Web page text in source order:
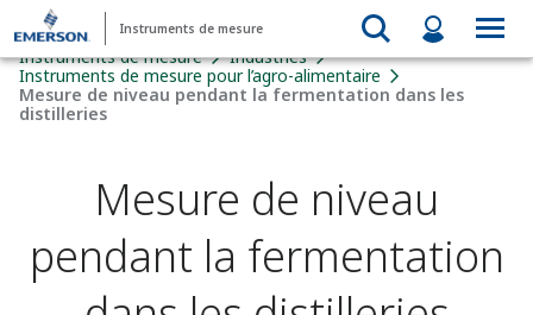
Instruments de mesure
Instruments de mesure
Industries
Instruments de mesure pour l’agro-alimentaire​
Mesure de niveau pendant la fermentation dans les
distilleries
Mesure de niveau
pendant la fermentation